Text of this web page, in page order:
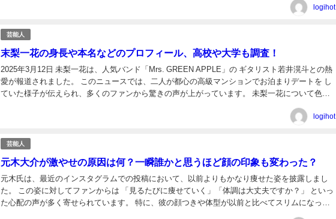
logihot
芸能人
末梨一花の身長や本名などのプロフィール、高校や大学も調査！
2025年3月12日 未梨一花は、人気バンド「Mrs. GREEN APPLE」の ギタリスト若井滉斗との熱
愛が報道されました。 このニュースでは、二人が都心の高級マンションでお泊まりデートを し
ていた様子が伝えられ、多くのファンから驚きの声が上がっています。 未梨一花について色々
logihot
芸能人
元木大介が激やせの原因は何？一瞬誰かと思うほど顔の印象も変わった？
元木氏は、最近のインスタグラムでの投稿において、以前よりもかなり痩せた姿を披露しまし
た。 この姿に対してファンからは 「見るたびに痩せていく」「体調は大丈夫ですか？」 といっ
た心配の声が多く寄せられています。 特に、彼の顔つきや体型が以前と比べてスリムになった